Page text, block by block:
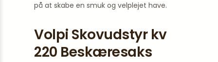
på at skabe en smuk og velplejet have.
Volpi Skovudstyr kv
220 Beskæresaks